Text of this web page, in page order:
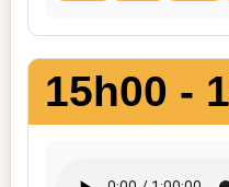
15h00 -